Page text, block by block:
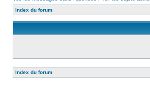
Index du forum
Index du forum